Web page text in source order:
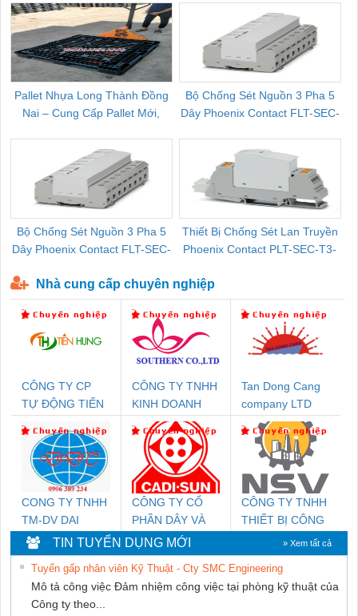
Pallet Nhựa Long Thành Đồng
Nai – Cung Cấp Pallet Mới,
Bộ Chống Sét Nguồn 3 Pha 5
Dây Phoenix Contact FLT-SEC-
Bộ Chống Sét Nguồn 3 Pha 5
Dây Phoenix Contact FLT-SEC-
Thiết Bị Chống Sét Lan Truyền
Phoenix Contact PLT-SEC-T3-
Nhà cung cấp chuyên nghiệp
CÔNG TY CP
TỰ ĐỘNG TIẾN
CÔNG TY TNHH
KINH DOANH
DỊCH VỤ XNK
PHƯƠNG NAM
Tan Dong Cang
company LTD
CONG TY TNHH
TM-DV DAI
DONG THANH
CÔNG TY CỔ
PHẦN DÂY VÀ
CÁP ĐIỆN
THƯỢNG ĐÌNH
CÔNG TY TNHH
THIẾT BỊ CÔNG
NGHIỆP NIHON
SETSUBI VIỆT
NAM
TIN TUYỂN DỤNG MỚI » Xem tất cả
Tuyển gấp nhân viên Kỹ Thuật - Cty SMC Engineering
Mô tả công việc Đảm nhiệm công việc tại phòng kỹ thuật của
Công ty theo...